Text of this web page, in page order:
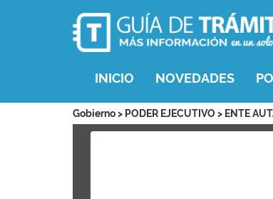
INICIO NOVEDADES
Gobierno > PODER EJECUTIVO > ENTE